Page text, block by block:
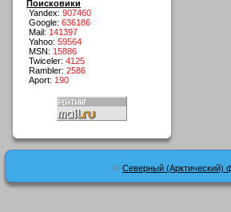
Поисковики
Yandex: 907460
Google: 636186
Mail: 141397
Yahoo: 59564
MSN: 15886
Twiceler: 4125
Rambler: 2586
Aport: 190
© Северный (Арктический)